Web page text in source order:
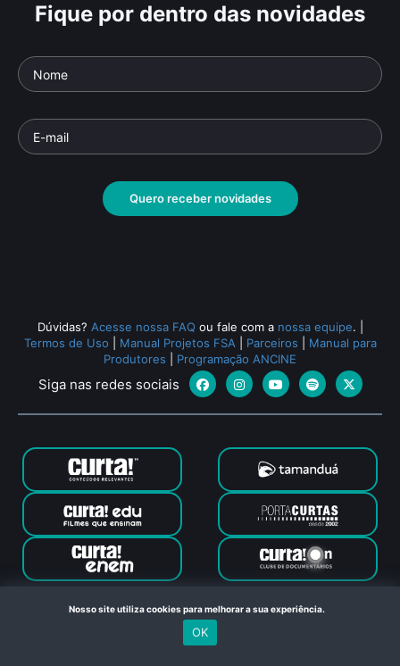
Fique por dentro das novidades
Quero receber novidades
Dúvidas? Acesse nossa FAQ ou fale com a nossa equipe.
Termos de Uso
Manual Projetos FSA Parceiros
Manual para
Produtores
Programação ANCINE
Siga nas redes sociais
Canal Curta © 2024. Todos os direitos reservados. Feito com
no Rio de Janeiro
Nosso site utiliza cookies para melhorar a sua experiência.
OK